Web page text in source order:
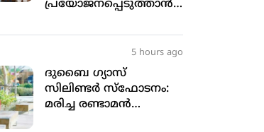
പ്രയോജനപ്പെടുത്താന്‍
പ്രാപ്തരാവണം: യഹ്യ
5 hours ago
ദുബൈ ഗ്യാസ്
സിലിണ്ടര്‍ സ്‌ഫോടനം:
മരിച്ച രണ്ടാമന്‍